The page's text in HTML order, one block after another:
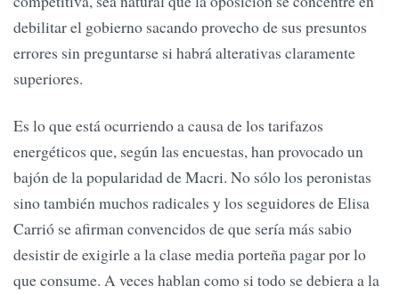
debilitar el gobierno sacando provecho de sus presuntos
errores sin preguntarse si habrá alterativas claramente
superiores.
Es lo que está ocurriendo a causa de los tarifazos
energéticos que, según las encuestas, han provocado un
bajón de la popularidad de Macri. No sólo los peronistas
sino también muchos radicales y los seguidores de Elisa
Carrió se afirman convencidos de que sería más sabio
desistir de exigirle a la clase media porteña pagar por lo
que consume. A veces hablan como si todo se debiera a la